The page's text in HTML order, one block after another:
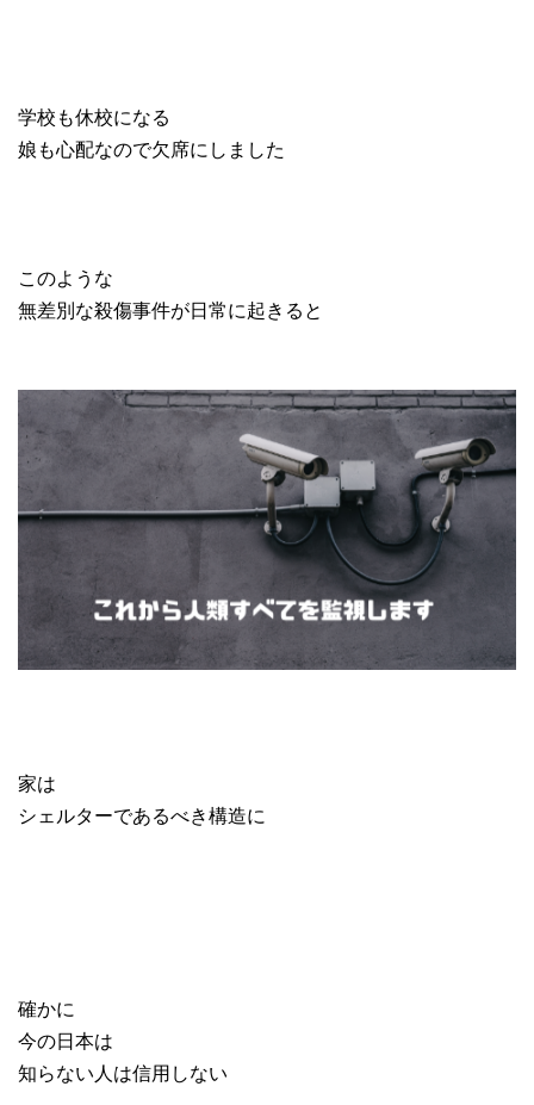
学校も休校になる
娘も心配なので欠席にしました
このような
無差別な殺傷事件が日常に起きると
家は
シェルターであるべき構造に
確かに
今の日本は
知らない人は信用しない